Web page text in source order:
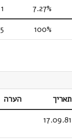
7.27%
1
100%
5
תאריך
הערה
17.09.81